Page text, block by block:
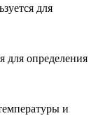
для
для определения
и